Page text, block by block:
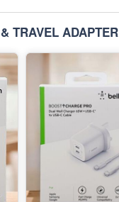
TRAVEL ADAPTER